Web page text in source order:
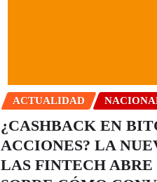
ACTUALIDAD
¿CASHBACK EN
ACCIONES? LA
LAS FINTECH ABRE